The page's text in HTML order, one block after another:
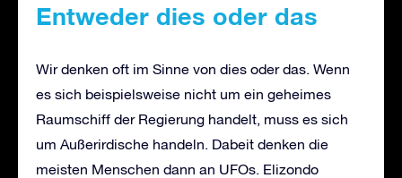
Entweder dies oder das
Wir denken oft im Sinne von dies oder das. Wenn
es sich beispielsweise nicht um ein geheimes
Raumschiff der Regierung handelt, muss es sich
um Außerirdische handeln. Dabeit denken die
meisten Menschen dann an UFOs. Elizondo